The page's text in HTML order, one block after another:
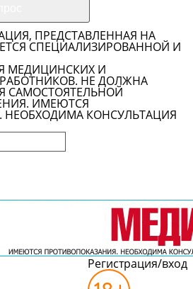
ПРЕДСТАВЛЕННАЯ НА
СПЕЦИАЛИЗИРОВАННОЙ И
МЕДИЦИНСКИХ И
НЕ ДОЛЖНА
САМОСТОЯТЕЛЬНОЙ
ИМЕЮТСЯ
КОНСУЛЬТАЦИЯ
Регистрация/вход